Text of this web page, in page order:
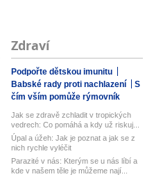
Zdraví
Podpořte dětskou imunitu
Babské rady proti nachlazení
S
čím vším pomůže rýmovník
Jak se zdravě zchladit v tropických
vedrech: Co pomáhá a kdy už riskuj...
Úpal a úžeh: Jak je poznat a jak se z
nich rychle vyléčit
Parazité v nás: Kterým se u nás líbí a
kde v našem těle je můžeme nají...